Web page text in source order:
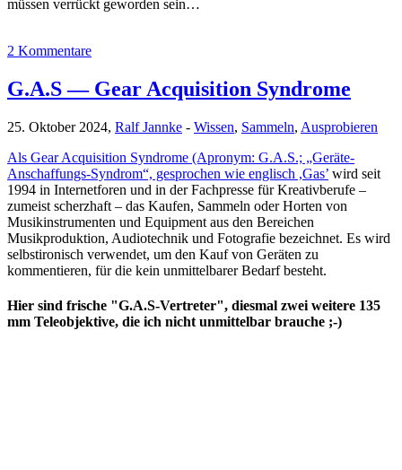
müssen verrückt geworden sein…
2 Kommentare
G.A.S — Gear Acquisition Syndrome
25. Oktober 2024, Ralf Jannke - Wissen, Sammeln, Ausprobieren
Als Gear Acquisition Syndrome (Apronym: G.A.S.; „Geräte-
Anschaffungs-Syndrom“, gesprochen wie englisch ,Gas’ wird seit
1994 in Internetforen und in der Fachpresse für Kreativberufe –
zumeist scherzhaft – das Kaufen, Sammeln oder Horten von
Musikinstrumenten und Equipment aus den Bereichen
Musikproduktion, Audiotechnik und Fotografie bezeichnet. Es wird
selbstironisch verwendet, um den Kauf von Geräten zu
kommentieren, für die kein unmittelbarer Bedarf besteht.
Hier sind frische "G.A.S-Vertreter", diesmal zwei weitere 135
mm Teleobjektive, die ich nicht unmittelbar brauche ;-)